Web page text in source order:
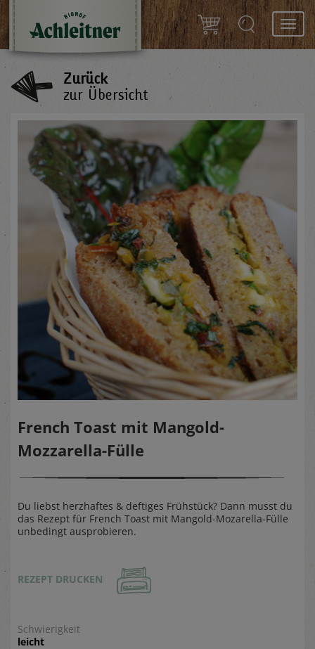
Zurück
zur Übersicht
French Toast mit Mangold-
Mozzarella-Fülle
Du liebst herzhaftes & deftiges Frühstück? Dann musst du
das Rezept für French Toast mit Mangold-Mozarella-Fülle
unbedingt ausprobieren.
REZEPT DRUCKEN
Schwierigkeit
leicht